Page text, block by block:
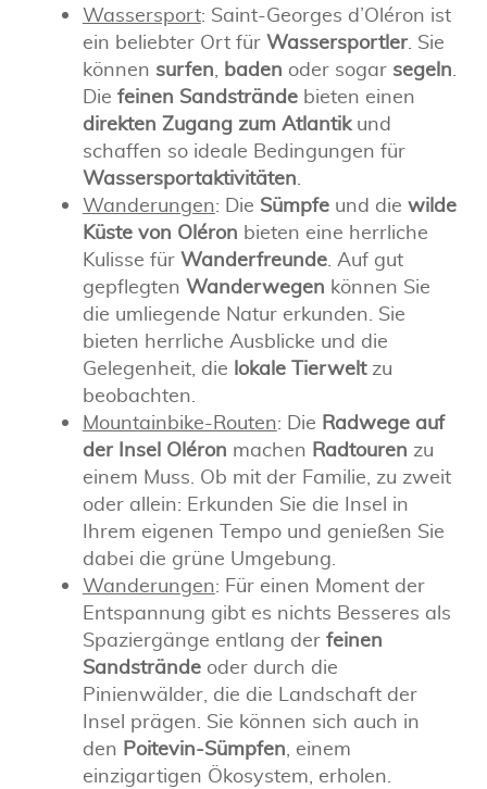
Wassersport: Saint-Georges d’Oléron ist
ein beliebter Ort für Wassersportler. Sie
können surfen, baden oder sogar segeln.
Die feinen Sandsträndebieten einen
direkten Zugang zum Atlantikund
schaffen so ideale Bedingungen für
Wassersportaktivitäten.
Wanderungen: Die Sümpfeund die wilde
Küste von Oléron bieten eine herrliche
Kulisse für Wanderfreunde. Auf gut
gepflegten Wanderwegen können Sie
die umliegende Natur erkunden. Sie
bieten herrliche Ausblicke und die
Gelegenheit, die lokale Tierweltzu
beobachten.
Mountainbike-Routen: Die Radwege auf
der Insel Oléron machen Radtouren zu
einem Muss. Ob mit der Familie, zu zweit
oder allein: Erkunden Sie die Insel in
Ihrem eigenen Tempo und genießen Sie
dabei die grüne Umgebung.
Wanderungen: Für einen Moment der
Entspannung gibt es nichts Besseres als
Spaziergänge entlang der feinen
Sandsträndeoder durch die
Pinienwälder, die die Landschaft der
Insel prägen. Sie können sich auch in
den Poitevin-Sümpfen, einem
einzigartigen Ökosystem, erholen.